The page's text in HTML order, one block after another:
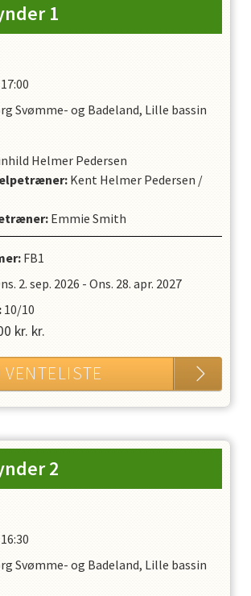
og baglæns delfinhop
og puste symetrisk
i vandet fra kanten
i en serie
på bunden
1
Svømme- og Badeland, Lille bassin
Helmer Pedersen
: Kent Helmer Pedersen /
: Emmie Smith
FB1
2. sep. 2026 - Ons. 28. apr. 2027
10/10
kr. kr.
2
Svømme- og Badeland, Lille bassin